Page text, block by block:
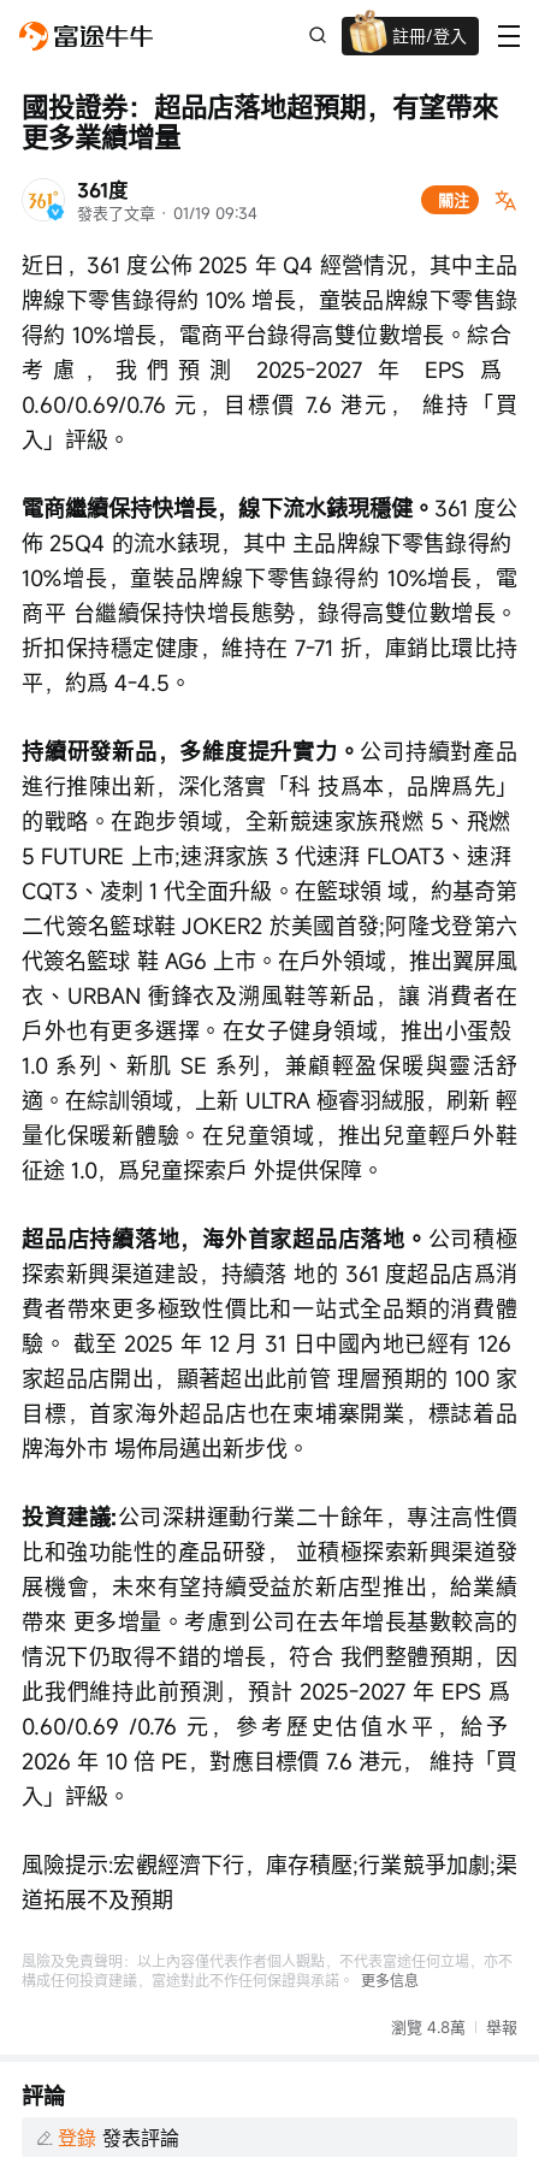
註冊/登入
迎新驚喜賞 股票/BTC等任你揀!
361度
發表了文章 · 01/19 09:34
關注
國投證券：超品店落地超預期，有望帶來
更多業績增量
近日，361 度公佈 2025 年 Q4 經營情況，其中主品
牌線下零售錄得約 10% 增長，童裝品牌線下零售錄
得約 10%增長，電商平台錄得高雙位數增長。綜合
考慮，我們預測 2025-2027 年 EPS 爲
0.60/0.69/0.76 元，目標價 7.6 港元， 維持「買
入」評級。
電商繼續保持快增長，線下流水錶現穩健。 361 度公
佈 25Q4 的流水錶現，其中 主品牌線下零售錄得約
10%增長，童裝品牌線下零售錄得約 10%增長，電
商平 台繼續保持快增長態勢，錄得高雙位數增長。
折扣保持穩定健康，維持在 7-71 折，庫銷比環比持
平，約爲 4-4.5。
持續研發新品，多維度提升實力。 公司持續對產品
進行推陳出新，深化落實「科 技爲本，品牌爲先」
的戰略。在跑步領域，全新競速家族飛燃 5、飛燃
5 FUTURE 上市;速湃家族 3 代速湃 FLOAT3、速湃
CQT3、凌刺 1 代全面升級。在籃球領 域，約基奇第
二代簽名籃球鞋 JOKER2 於美國首發;阿隆戈登第六
代簽名籃球 鞋 AG6 上市。在戶外領域，推出翼屏風
衣、URBAN 衝鋒衣及溯風鞋等新品，讓 消費者在
戶外也有更多選擇。在女子健身領域，推出小蛋殼
1.0 系列、新肌 SE 系列，兼顧輕盈保暖與靈活舒
適。在綜訓領域，上新 ULTRA 極睿羽絨服，刷新 輕
量化保暖新體驗。在兒童領域，推出兒童輕戶外鞋
征途 1.0，爲兒童探索戶 外提供保障。
超品店持續落地，海外首家超品店落地。 公司積極
探索新興渠道建設，持續落 地的 361 度超品店爲消
費者帶來更多極致性價比和一站式全品類的消費體
驗。 截至 2025 年 12 月 31 日中國內地已經有 126
家超品店開出，顯著超出此前管 理層預期的 100 家
目標，首家海外超品店也在柬埔寨開業，標誌着品
牌海外市 場佈局邁出新步伐。
投資建議:公司深耕運動行業二十餘年，專注高性價
比和強功能性的產品研發， 並積極探索新興渠道發
展機會，未來有望持續受益於新店型推出，給業績
帶來 更多增量。考慮到公司在去年增長基數較高的
情況下仍取得不錯的增長，符合 我們整體預期，因
此我們維持此前預測，預計 2025-2027 年 EPS 爲
0.60/0.69 /0.76 元，參考歷史估值水平，給予
2026 年 10 倍 PE，對應目標價 7.6 港元， 維持「買
入」評級。
風險提示:宏觀經濟下行，庫存積壓;行業競爭加劇;渠
道拓展不及預期
風險及免責聲明：以上內容僅代表作者個人觀點，不代表富途任何立場，亦不
構成任何投資建議，富途對此不作任何保證與承諾。
更多信息
瀏覽 4.8萬 舉報
評論
登錄 發表評論